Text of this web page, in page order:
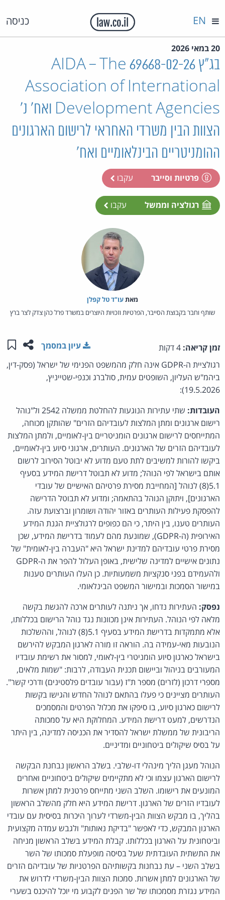
כניסה EN
20 במאי 2026
בג"ץ 69668-02-26 AIDA – The
Association of International
Development Agencies ואח' נ'
הצוות הבין משרדי האחראי לרישום הארגונים
ההומניטריים הבינלאומיים ואח'
פרטיות וסייבר עקבו
רגולציה וממשל עקבו
מאת‏עו"ד טל קפלן
שותף וחבר בקבוצת הסייבר, הפרטיות וזכויות היוצרים במשרד פרל כהן צדק לצר ברץ
זמן קריאה: שתפו
עיון במסמך
רגולציית ה-GDPR אינה חלק מהמשפט הפנימי של ישראל (פסק-דין,
ביהמ"ש העליון, השופטים עמית, סולברג וכנפי-שטייניץ,
19.5.2026):
העובדות:
שתי עתירות הנוגעות להחלטת ממשלה 2542 ול"נוהל
רישום ארגונים ומתן המלצות לעובדיהם הזרים" שהותקן מכוחה,
המתייחסים לרישום ארגונים הומניטריים בין-לאומיים, ולמתן המלצות
לעובדיהם הזרים של הארגונים. העותרים, ארגוני סיוע בין-לאומיים,
ביקשו להורות למשיבים לתת טעם מדוע לא יבוטל הסירוב לרשום
אותם בישראל לפי הנוהל; מדוע לא תבוטל דרישת המידע בסעיף
5.1(8) לנוהל [המחייבת מסירת פרטיהם האישיים של עובדי
הארגונים], ויתוקן הנוהל בהתאמה; ומדוע לא תבוטל הדרישה
להפסקת פעילות העותרים באזור יהודה ושומרון וברצועת עזה.
העותרים טענו, בין היתר, כי הם כפופים לרגולציית הגנת המידע
האירופית (ה-GDPR), שמונעת מהם לעמוד בדרישת המידע, שכן
מסירת פרטי עובדיהם למדינת ישראל היא "העברה בין-לאומית" של
נתונים אישיים למדינה שלישית, באופן העלול להפר את ה‑GDPR
ולהעמידם בפני סנקציות משמעותיות. כן העלו העותרים טענות
במישור הסמכות ובמישור המשפט הבינלאומי.
נפסק: העתירות נדחו, אך ניתנה לעותרים ארכה להגשת בקשה
מלאה לפי הנוהל. העתירות אינן מכוונות נגד נוהל הרישום בכללותו,
אלא מתמקדות בדרישת המידע בסעיף 5.1(8) לנוהל, וההשלכות
הנובעות מאי-עמידה בה. הוראה זו מורה לארגון המבקש להירשם
בישראל כארגון סיוע הומניטרי בין‑לאומי, למסור את רשימת עובדיו
המעורבים בניהול וביישום תכנית העבודה, לרבות: "שמות מלאים,
מספרי דרכון (לזרים) מספר ת"ז (עבור עובדים פלסטינים) ודרכי קשר".
העותרים מציינים כי פעלו בהתאם לנוהל החדש והגישו בקשות
לרישום כארגון סיוע, בו סיפקו את מכלול הפרטים והמסמכים
הנדרשים, למעט דרישת המידע. המחלוקת היא על סמכותה
הריבונית של ממשלת ישראל להסדיר את הכניסה למדינה, בין היתר
על בסיס שיקולים ביטחוניים ומדיניים.
הנוהל מעגן הליך מינהלי דו-שלבי. בשלב הראשון נבחנת הבקשה
לרישום הארגון עצמו וכי לא מתקיימים שיקולים ביטחוניים ואחרים
המונעים את רישומו. השלב השני מתייחס פרטנית למתן אשרות
לעובדיו הזרים של הארגון. דרישת המידע היא חלק מהשלב הראשון
בהליך, בו מבקש הצוות הבין-משרדי לערוך היכרות בסיסית עם עובדי
הארגון המבקש, כדי לאפשר "בדיקת נאותות" ולגבש עמדה מקצועית
וביטחונית על הארגון בכללותו. קבלת המידע בשלב הראשון מניחה
את התשתית העובדתית שעל בסיסה מופעלת סמכותו של השר
בשלב השני – עת נבחנות בקשותיהם הפרטניות של עובדיהם הזרים
של הארגונים למתן אשרות. סמכות הצוות הבין-משרדי לדרוש את
המידע נגזרת מסמכותו של שר הפנים לקבוע מי יוכל להיכנס בשערי